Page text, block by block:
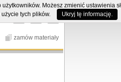
zamów materiały
Możesz zmienić ustawienia
tych plików.
Ukryj tę informację.